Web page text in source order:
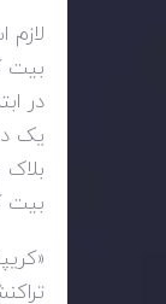
بیت
در
یک
بیت